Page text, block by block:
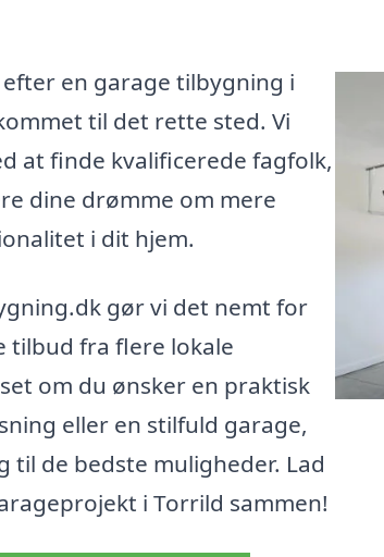
en garage tilbygning i
til det rette sted. Vi
at finde kvalificerede fagfolk,
dine drømme om mere
i dit hjem.
gør vi det nemt for
tilbud fra flere lokale
om du ønsker en praktisk
eller en stilfuld garage,
til de bedste muligheder. Lad
i Torrild sammen!